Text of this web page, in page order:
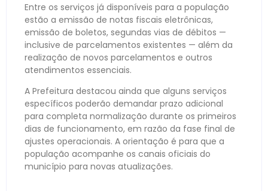
Entre os serviços já disponíveis para a população
estão a emissão de notas fiscais eletrônicas,
emissão de boletos, segundas vias de débitos —
inclusive de parcelamentos existentes — além da
realização de novos parcelamentos e outros
atendimentos essenciais.
A Prefeitura destacou ainda que alguns serviços
específicos poderão demandar prazo adicional
para completa normalização durante os primeiros
dias de funcionamento, em razão da fase final de
ajustes operacionais. A orientação é para que a
população acompanhe os canais oficiais do
município para novas atualizações.